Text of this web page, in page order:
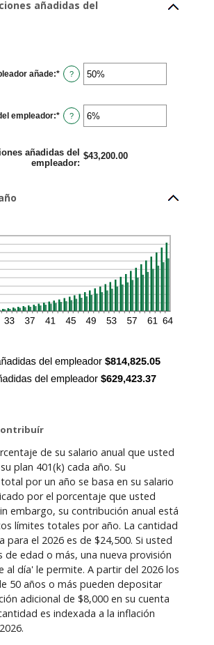
añadidas del
añade:* Ingresa
un
0%
y
400%
?
empleador:* Ingresa
un
0%
y
100%
?
añadidas del
empleador:
$43,200.00
de su salario anual que usted
plan 401(k) cada año. Su
por un año se basa en su salario
por el porcentaje que usted
embargo, su contribución anual está
límites totales por año. La cantidad
para el 2026 es de $24,500. Si usted
de edad o más, una nueva provisión
al día' le permite. A partir del 2026 los
50 años o más pueden depositar
adicional de $8,000 en su cuenta
es indexada a la inflación